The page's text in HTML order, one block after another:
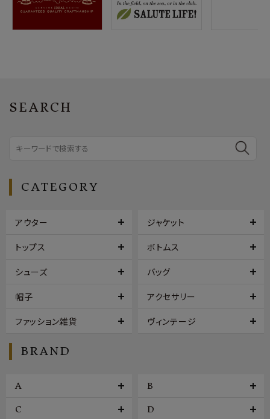
SEARCH
CATEGORY
アウター ジャケット
トップス ボトムス
シューズ バッグ
帽子 アクセサリー
ファッション雑貨 ヴィンテージ
BRAND
A B
C D